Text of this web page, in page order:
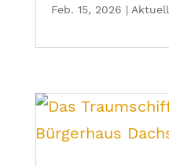
Feb. 15, 2026 | Aktuell